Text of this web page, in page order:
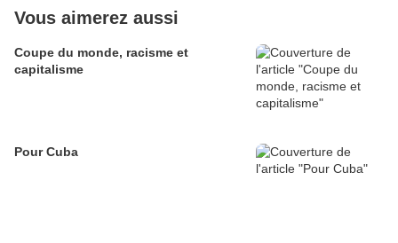
Vous aimerez aussi
Coupe du monde, racisme et
capitalisme
Pour Cuba